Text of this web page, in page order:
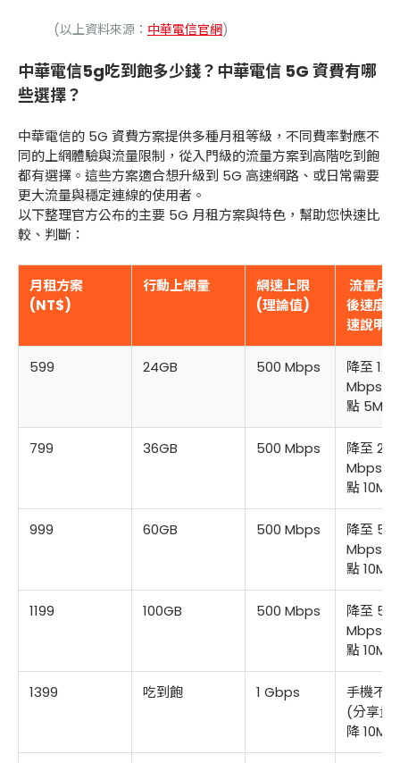
(以上資料來源： 中華電信官網)
中華電信5g吃到飽多少錢？中華電信 5G 資費有哪
些選擇？
中華電信的 5G 資費方案提供多種月租等級，不同費率對應不
同的上網體驗與流量限制，從入門級的流量方案到高階吃到飽
都有選擇。這些方案適合想升級到 5G 高速網路、或日常需要
更大流量與穩定連線的使用者。
以下整理官方公布的主要 5G 月租方案與特色，幫助您快速比
較、判斷：
月租方案
(NT$)
行動上網量
網速上限
(理論值)
流量用
後速度 (
速說明)
599 24GB 500 Mbps
降至 12
Mbps (
點 5M)
799 36GB 500 Mbps
降至 21
Mbps (
點 10M)
999 60GB 500 Mbps
降至 50
Mbps (
點 10M)
1199 100GB 500 Mbps
降至 50
Mbps (
點 10M)
1399 吃到飽 1 Gbps
手機不
(分享量
降 10M)